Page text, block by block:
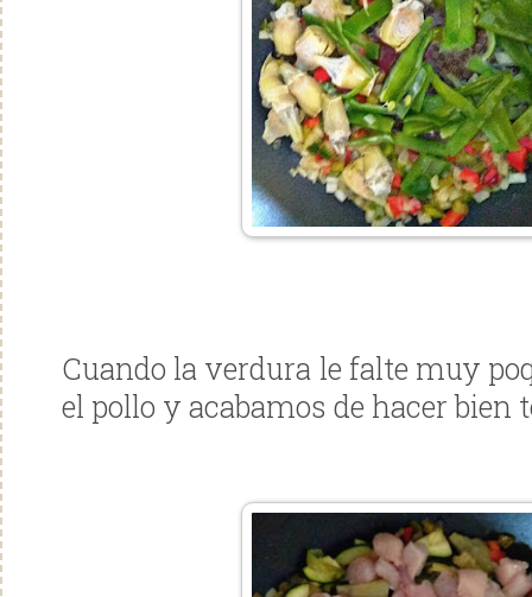
Cuando la verdura le falte muy
el pollo y acabamos de hacer bien